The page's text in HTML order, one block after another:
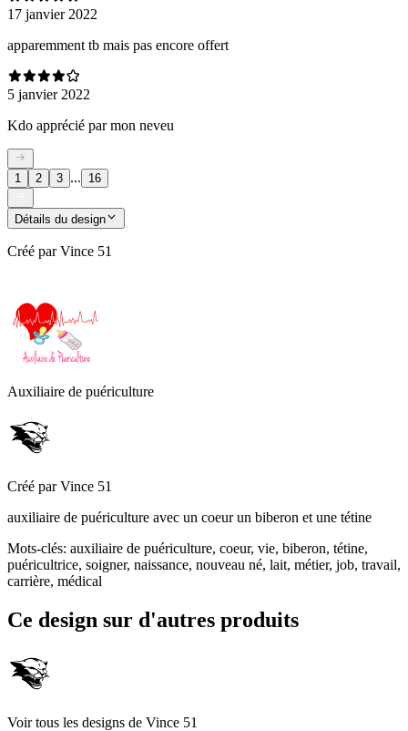
17 janvier 2022
apparemment tb mais pas encore offert
5 janvier 2022
Kdo apprécié par mon neveu
1 2 3 ... 16
Détails du design
Créé par Vince 51
Auxiliaire de puériculture
Créé par Vince 51
auxiliaire de puériculture avec un coeur un biberon et une tétine
Mots-clés: auxiliaire de puériculture, coeur, vie, biberon, tétine,
puéricultrice, soigner, naissance, nouveau né, lait, métier, job, travail,
carrière, médical
Ce design sur d'autres produits
Voir tous les designs de Vince 51